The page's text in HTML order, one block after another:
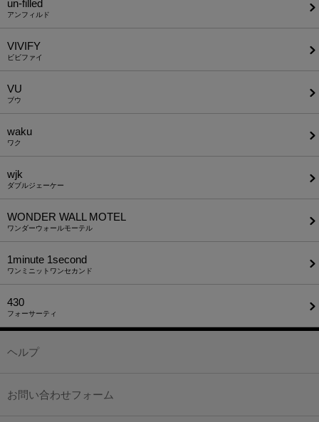
un-filled
アンフィルド
VIVIFY
ビビファイ
VU
ブウ
waku
ワク
wjk
ダブルジェーケー
WONDER WALL MOTEL
ワンダーウォールモーテル
1minute​ 1second
ワンミニットワンセカンド
430
フォーサーティ
ヘルプ
お問い合わせフォーム